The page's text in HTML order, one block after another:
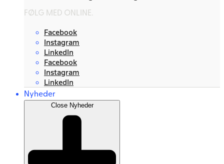
FØLG MED ONLINE.
Facebook
Instagram
LinkedIn
Facebook
Instagram
LinkedIn
Nyheder
Close Nyheder